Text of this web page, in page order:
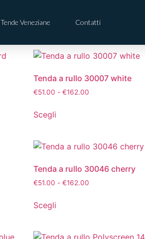
Tende Veneziane Contatti
Tenda a rullo 30007 white
€51.00 - €162.00
Scegli
Tenda a rullo 30046 cherry
€51.00 - €162.00
Scegli